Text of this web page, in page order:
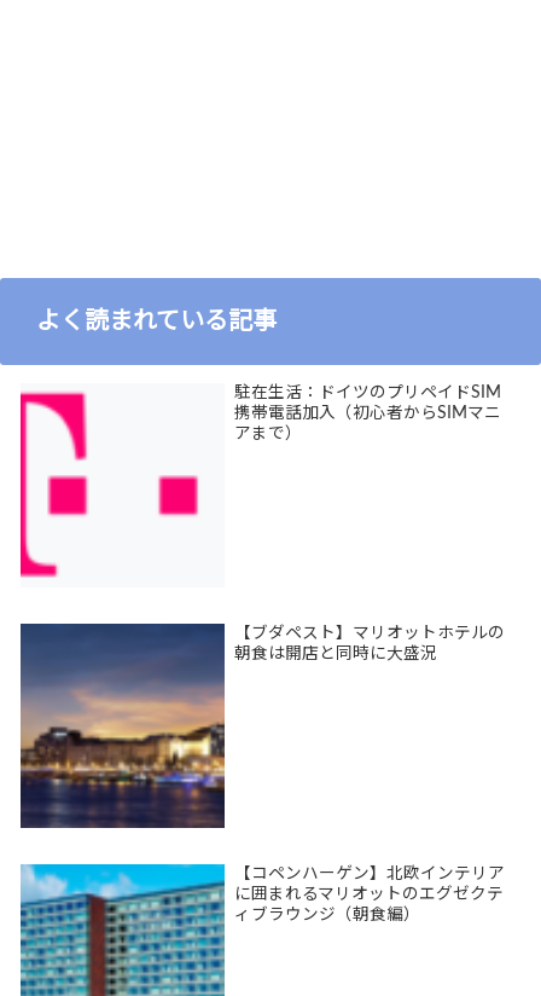
よく読まれている記事
駐在生活：ドイツのプリペイドSIM
携帯電話加入（初心者からSIMマニ
アまで）
【ブダペスト】マリオットホテルの
朝食は開店と同時に大盛況
【コペンハーゲン】北欧インテリア
に囲まれるマリオットのエグゼクテ
ィブラウンジ（朝食編）